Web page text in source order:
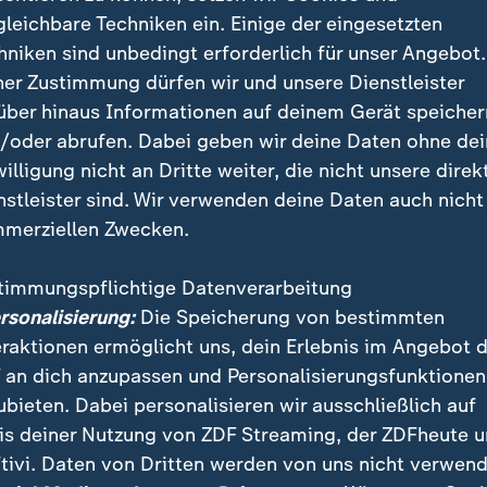
12.800-Seelen-
Favorit. Und das
von Christoph Ruf
mit Video 14:30
anderen Punkten auch machen sie hier am
aus ihren Standortnachteilen.
System von den Bahnhöfen St. Ingbert und
von Gäste-Fans gelobt, die vorher noch
Fahrt in die Provinz gemacht hatten.
Jahren kamen nur 700
Techniken ein. Einige der eingesetzten
sind unbedingt erforderlich für unser
Zustimmung dürfen wir und unsere Dienstleister
hinaus Informationen auf deinem Gerät
oder abrufen. Dabei geben wir deine Daten ohne
nicht an Dritte weiter, die nicht unsere
sind. Wir verwenden deine Daten auch nicht
Zwecken.
Datenverarbeitung
Die Speicherung von bestimmten
ermöglicht uns, dein Erlebnis im Angebot
an dich anzupassen und Personalisierungsfunktionen
Dabei personalisieren wir ausschließlich auf
deiner Nutzung von ZDF Streaming, der ZDFheute
Daten von Dritten werden von uns nicht